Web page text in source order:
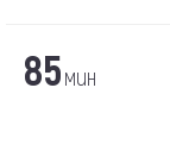
85мин